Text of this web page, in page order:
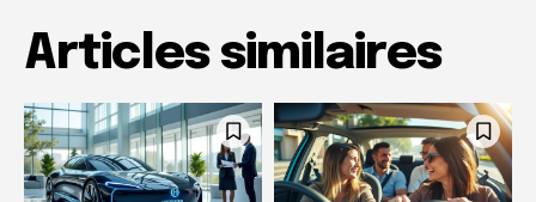
Articles similaires